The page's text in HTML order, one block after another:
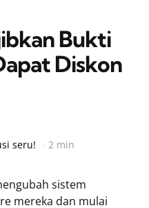
Bukti
Diskon
seru! 2 min
sistem
mereka dan mulai